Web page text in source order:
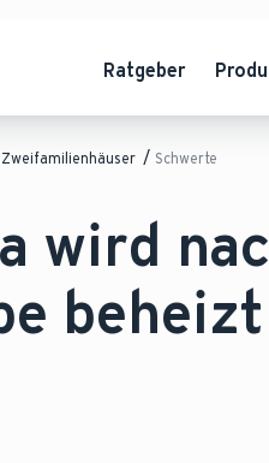
Ratgeber
Zweifamilienhäuser Schwerte
wird
beheizt